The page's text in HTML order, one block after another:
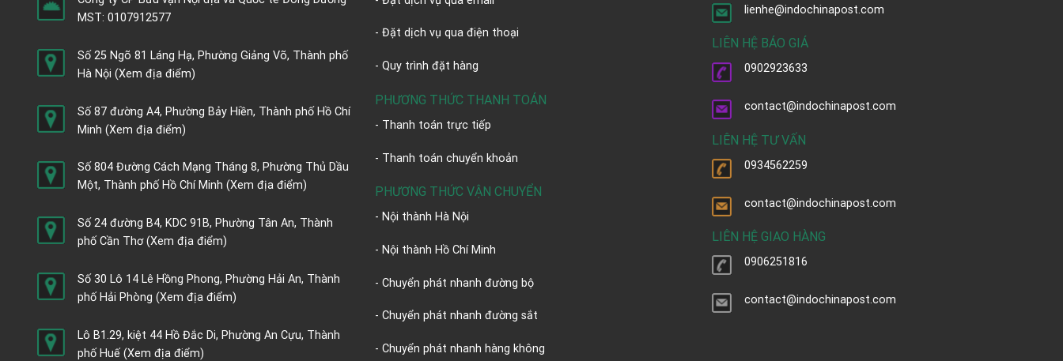
MST: 0107912577
Số 25 Ngõ 81 Láng Hạ, Phường Giảng Võ, Thành phố
Hà Nội (Xem địa điểm)
Số 87 đường A4, Phường Bảy Hiền, Thành phố Hồ Chí
Minh (Xem địa điểm)
Số 804 Đường Cách Mạng Tháng 8, Phường Thủ Dầu
Một, Thành phố Hồ Chí Minh (Xem địa điểm)
Số 24 đường B4, KDC 91B, Phường Tân An, Thành
phố Cần Thơ(Xem địa điểm)
Số 30 Lô 14 Lê Hồng Phong, Phường Hải An, Thành
phố Hải Phòng (Xem địa điểm)
Lô B1.29, kiệt 44 Hồ Đắc Di, Phường An Cựu, Thành
phố Huế (Xem địa điểm)
- Đặt dịch vụ qua điện thoại
- Quy trình đặt hàng
PHƯƠNG THỨC THANH TOÁN
- Thanh toán trực tiếp
- Thanh toán chuyển khoản
PHƯƠNG THỨC VẬN CHUYỂN
- Nội thành Hà Nội
- Nội thành Hồ Chí Minh
- Chuyển phát nhanh đường bộ
- Chuyển phát nhanh đường sắt
- Chuyển phát nhanh hàng không
lienhe@indochinapost.com
LIÊN HỆ BÁO GIÁ
0902923633
contact@indochinapost.com
LIÊN HỆ TƯ VẤN
0934562259
contact@indochinapost.com
LIÊN HỆ GIAO HÀNG
0906251816
contact@indochinapost.com